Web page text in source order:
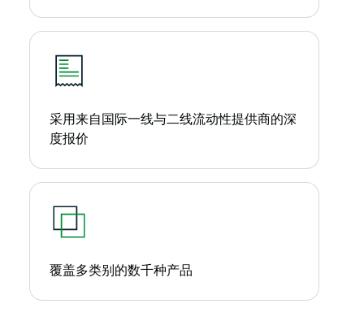
采用来自国际一线与二线流动性提供商的深
度报价
覆盖多类别的数千种产品